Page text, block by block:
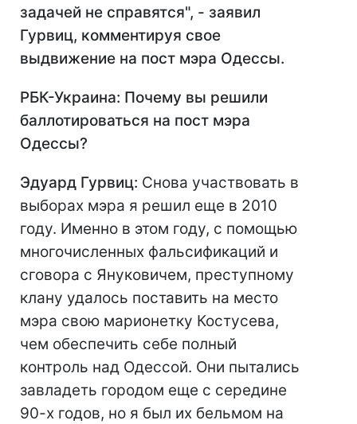
задачей не справятся", - заявил
Гурвиц, комментируя свое
выдвижение на пост мэра Одессы.
РБК-Украина: Почему вы решили
баллотироваться на пост мэра
Одессы?
Эдуард Гурвиц: Снова участвовать в
выборах мэра я решил еще в 2010
году. Именно в этом году, с помощью
многочисленных фальсификаций и
сговора с Януковичем, преступному
клану удалось поставить на место
мэра свою марионетку Костусева,
чем обеспечить себе полный
контроль над Одессой. Они пытались
завладеть городом еще с середине
90-х годов, но я был их бельмом на